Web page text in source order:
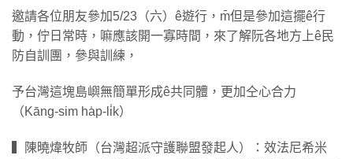
邀請各位朋友參加5/23（六）ê遊行，m̄但是參加這擺ê行
動，佇日常時，嘛應該開一寡時間，來了解阮各地方上ê民
防自訓團，參與訓練，
予台灣這塊島嶼無簡單形成ê共同體，更加仝心合力
（Kāng-sim ha̍p-li̍k）
▍陳曉煒牧師（台灣超派守護聯盟發起人）：效法尼希米